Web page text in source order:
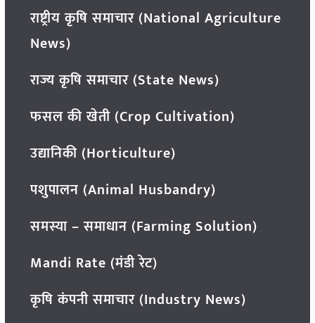
राष्ट्रीय कृषि समाचार (National Agriculture
News)
राज्य कृषि समाचार (State News)
फसल की खेती (Crop Cultivation)
उद्यानिकी (Horticulture)
पशुपालन (Animal Husbandry)
समस्या – समाधान (Farming Solution)
Mandi Rate (मंडी रेट)
कृषि कंपनी समाचार (Industry News)